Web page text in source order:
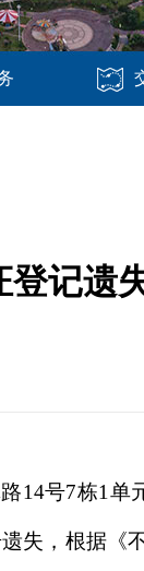
记遗
号7栋1单
失，根据